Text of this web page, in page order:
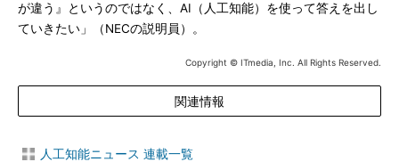
が違う』というのではなく、AI（人工知能）を使って答えを出し
ていきたい」（NECの説明員）。
Copyright © ITmedia, Inc. All Rights Reserved.
関連情報
人工知能ニュース 連載一覧